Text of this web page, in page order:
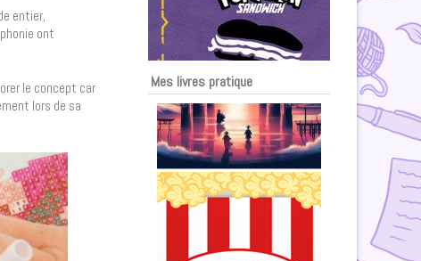
entier,
ont
le concept car
lors de sa
Mes livres pratique